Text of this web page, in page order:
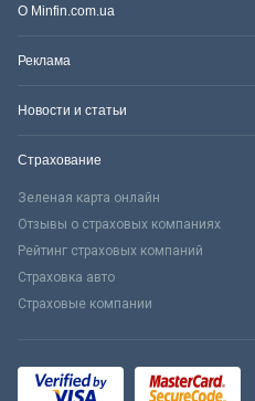
О Minfin.com.ua
Реклама
Новости и статьи
Страхование
Зеленая карта онлайн
Отзывы о страховых компаниях
Рейтинг страховых компаний
Страховка авто
Страховые компании